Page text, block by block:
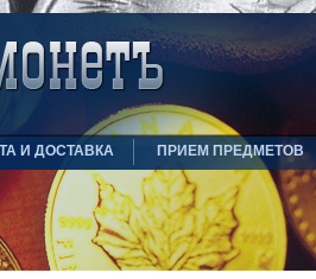
И ДОСТАВКА ПРИЕМ ПРЕДМЕТОВ